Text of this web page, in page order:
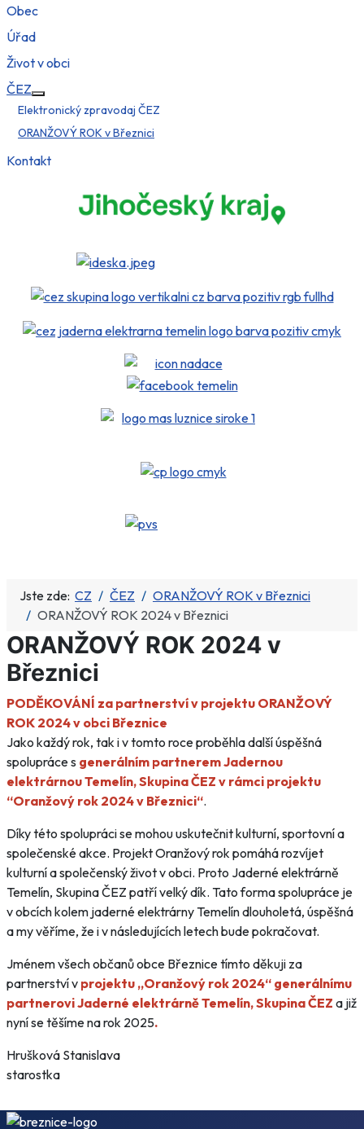
Obec
Úřad
Život v obci
ČEZ
Více o: ČEZ
Elektronický zpravodaj ČEZ
ORANŽOVÝ ROK v Březnici
Kontakt
Jste zde: CZ ČEZ
ORANŽOVÝ ROK v Březnici
ORANŽOVÝ ROK 2024 v Březnici
ORANŽOVÝ ROK 2024 v
Březnici
PODĚKOVÁNÍ za partnerství v projektu ORANŽOVÝ
ROK 2024 v obci Březnice
Jako každý rok, tak i v tomto roce proběhla další úspěšná
spolupráce s generálním partnerem Jadernou
elektrárnou Temelín, Skupina ČEZ v rámci projektu
“Oranžový rok 2024 v Březnici“.
Díky této spolupráci se mohou uskutečnit kulturní, sportovní a
společenské akce. Projekt Oranžový rok pomáhá rozvíjet
kulturní a společenský život v obci. Proto Jaderné elektrárně
Temelín, Skupina ČEZ patří velký dík. Tato forma spolupráce je
v obcích kolem jaderné elektrárny Temelín dlouholetá, úspěšná
a my věříme, že i v následujících letech bude pokračovat.
Jménem všech občanů obce Březnice tímto děkuji za
partnerství v projektu „Oranžový rok 2024“ generálnímu
partnerovi Jaderné elektrárně Temelín, Skupina ČEZ a již
nyní se těšíme na rok 2025.
Hrušková Stanislava
starostka